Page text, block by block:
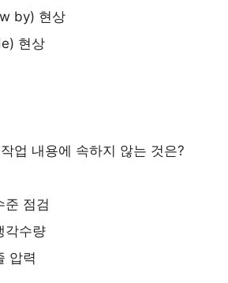
by) 현상
현상
업 내용에 속하지 않는 것은?
점검
수량
압력